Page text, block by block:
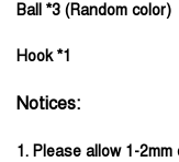
Ball *3 (Random color)
Hook *1
Notices:
1. Please allow 1-